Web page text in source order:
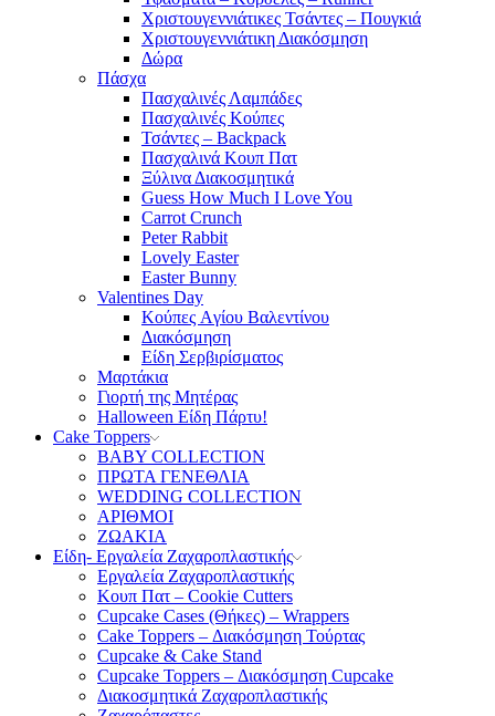
Χριστουγεννιάτικες Τσάντες – Πουγκιά
Χριστουγεννιάτικη Διακόσμηση
Δώρα
Πάσχα
Πασχαλινές Λαμπάδες
Πασχαλινές Κούπες
Τσάντες – Backpack
Πασχαλινά Κουπ Πατ
Ξύλινα Διακοσμητικά
Guess How Much I Love You
Carrot Crunch
Peter Rabbit
Lovely Easter
Easter Bunny
Valentines Day
Κούπες Aγίου Βαλεντίνου
Διακόσμηση
Είδη Σερβιρίσματος
Μαρτάκια
Γιορτή της Μητέρας
Halloween Είδη Πάρτυ!
Cake Toppers
BABY COLLECTION
ΠΡΩΤΑ ΓΕΝΕΘΛΙΑ
WEDDING COLLECTION
ΑΡΙΘΜΟΙ
ΖΩΑΚΙΑ
Είδη- Εργαλεία Ζαχαροπλαστικής
Εργαλεία Ζαχαροπλαστικής
Κουπ Πατ – Cookie Cutters
Cupcake Cases (Θήκες) – Wrappers
Cake Toppers – Διακόσμηση Τούρτας
Cupcake & Cake Stand
Cupcake Toppers – Διακόσμηση Cupcake
Διακοσμητικά Ζαχαροπλαστικής